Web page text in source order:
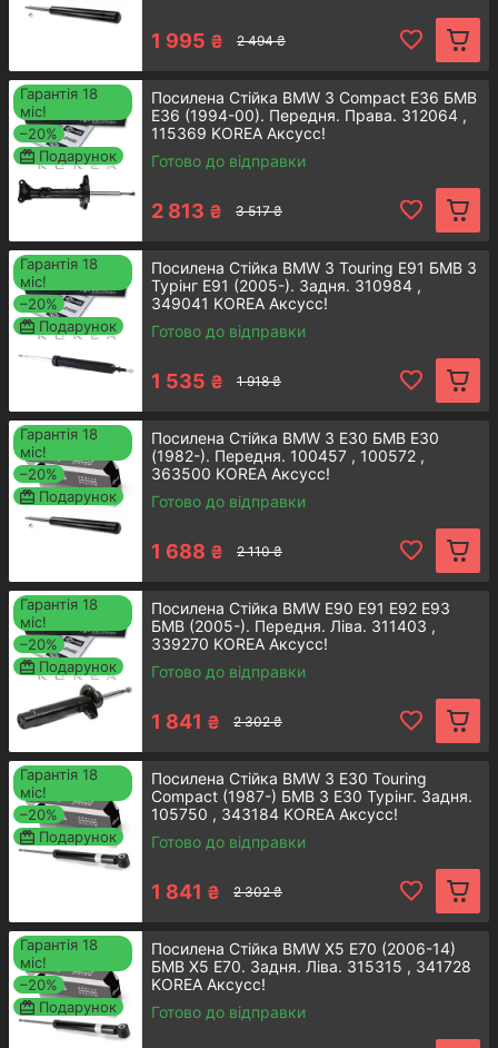
якість
Наша компанія, будучи офіційним
представником виробників автозапчастин,
продає виключно оригінальну продукцію,
оскільки усі деталі ми отримуємо
безпосередньо з заводу.
Оптимальна
цiна
Вартість комплектуючих у нашому інтернет-
магазині знаходиться у помірному діапазоні.
впровадження вигідних знижкових систем у
розмірі до 30% на різні групи запчастин.
Експертна
допомога
Наші кваліфіковані співробітники допоможуть
покупцю у підборі деталей, які будуть 100%
сумісні з його авто, а при самостійному
виборі клієнта перевірять правильність
підбору.
Контактна iнформацiя
Каталог запчастин BMW: топові
товарні позиції
1 995 ₴ 2 494 ₴
Гарантія 18
міс!
–20%
Подарунок
Посилена Стійка BMW 3 Compact E36 БМВ
Е36 (1994-00). Передня. Права. 312064 ,
115369 KOREA Аксусс!
Готово до відправки
2 813 ₴ 3 517 ₴
Гарантія 18
міс!
–20%
Подарунок
Посилена Стійка BMW 3 Touring E91 БМВ 3
Турінг E91 (2005-). Задня. 310984 ,
349041 KOREA Аксусс!
Готово до відправки
1 535 ₴ 1 918 ₴
Гарантія 18
міс!
–20%
Подарунок
Посилена Стійка BMW 3 E30 БМВ Е30
(1982-). Передня. 100457 , 100572 ,
363500 KOREA Аксусс!
Готово до відправки
1 688 ₴ 2 110 ₴
Гарантія 18
міс!
–20%
Подарунок
Посилена Стійка BMW Е90 Е91 Е92 Е93
БМВ (2005-). Передня. Ліва. 311403 ,
339270 KOREA Аксусс!
Готово до відправки
1 841 ₴ 2 302 ₴
Гарантія 18
міс!
–20%
Подарунок
Посилена Стійка BMW 3 E30 Touring
Compact (1987-) БМВ 3 Е30 Турінг. Задня.
105750 , 343184 KOREA Аксусс!
Готово до відправки
1 841 ₴ 2 302 ₴
Гарантія 18
міс!
–20%
Подарунок
Посилена Стійка BMW X5 E70 (2006-14)
БМВ X5 E70. Задня. Ліва. 315315 , 341728
KOREA Аксусс!
Готово до відправки